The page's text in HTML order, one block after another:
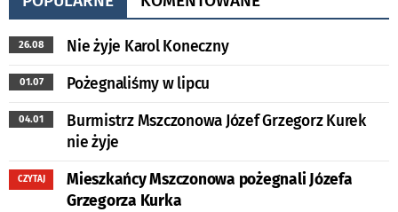
26.08 Nie żyje Karol Koneczny
01.07 Pożegnaliśmy w lipcu
04.01
Burmistrz Mszczonowa Józef Grzegorz Kurek
nie żyje
CZYTAJ
Mieszkańcy Mszczonowa pożegnali Józefa
Grzegorza Kurka